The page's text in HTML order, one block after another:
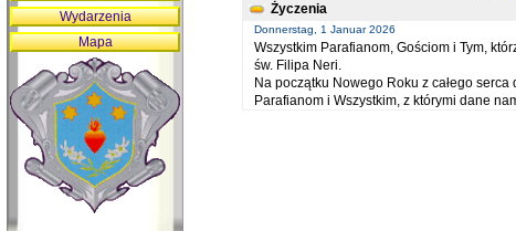
Życzenia
Donnerstag, 1 Januar 2026
Wszystkim Parafianom, Gościom i Tym,
św. Filipa Neri.
Na początku Nowego Roku z całego
Parafianom i Wszystkim, z którymi dane
Wydarzenia
Mapa